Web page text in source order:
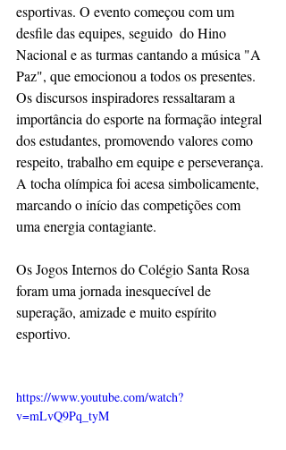
esportivas. O evento começou com um
desfile das equipes, seguido  do Hino
Nacional e as turmas cantando a música "A
Paz", que emocionou a todos os presentes.
Os discursos inspiradores ressaltaram a
importância do esporte na formação integral
dos estudantes, promovendo valores como
respeito, trabalho em equipe e perseverança.
A tocha olímpica foi acesa simbolicamente,
marcando o início das competições com
uma energia contagiante.
Os Jogos Internos do Colégio Santa Rosa
foram uma jornada inesquecível de
superação, amizade e muito espírito
esportivo.
https://www.youtube.com/watch?
v=mLvQ9Pq_tyM